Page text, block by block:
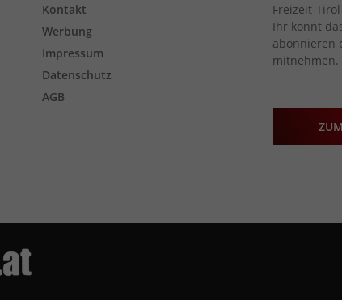
Kontakt
Werbung
Impressum
Datenschutz
AGB
Freizeit-
Ihr könnt
abonnieren